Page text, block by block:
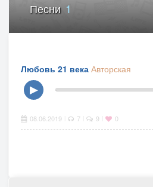
Песни1
Любовь 21 века Авторская
▶
08.06.2019 7 9 0